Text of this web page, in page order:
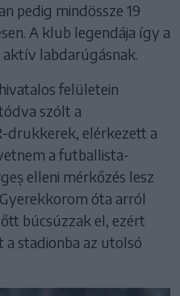
pedig mindössze 19
A klub legendája így a
labdarúgásnak.
felületein
szólt a
drukkerek, elérkezett a
a futballista-
elleni mérkőzés lesz
óta arról
búcsúzzak el, ezért
stadionba az utolsó